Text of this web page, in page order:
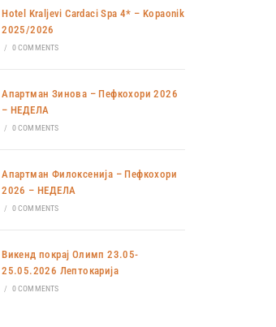
Hotel Kraljevi Cardaci Spa 4* – Kopaonik
2025/2026
/ 0 COMMENTS
Апартман Зинова – Пефкохори 2026
– НЕДЕЛА
/ 0 COMMENTS
Апартман Филоксенија – Пефкохори
2026 – НЕДЕЛА
/ 0 COMMENTS
Викенд покрај Олимп 23.05-
25.05.2026 Лептокарија
/ 0 COMMENTS